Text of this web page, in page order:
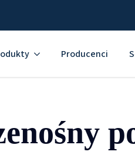
Producenci